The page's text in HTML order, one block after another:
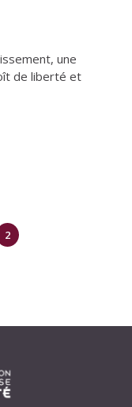
une
de liberté et
2